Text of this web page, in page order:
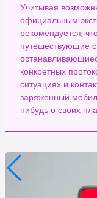
Учитывая
официальным
рекомендуется,
путешествующие
конкретных
ситуациях и
заряженный
нибудь о своих